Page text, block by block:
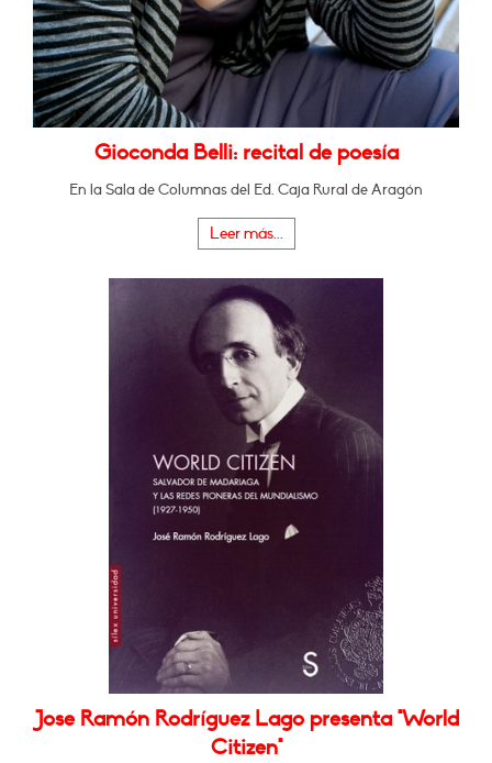
Gioconda Belli: recital de poesía
En la Sala de Columnas del Ed. Caja Rural de Aragón
Leer más...
Jose Ramón Rodríguez Lago presenta "World
Citizen"